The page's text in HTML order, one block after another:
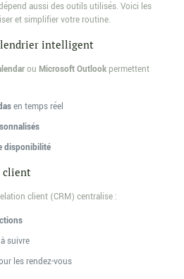
aussi des outils utilisés. Voici les
et simplifier votre routine.
intelligent
ou Microsoft Outlookpermettent
en temps réel
disponibilité
client
client (CRM) centralise :
suivre
les rendez-vous